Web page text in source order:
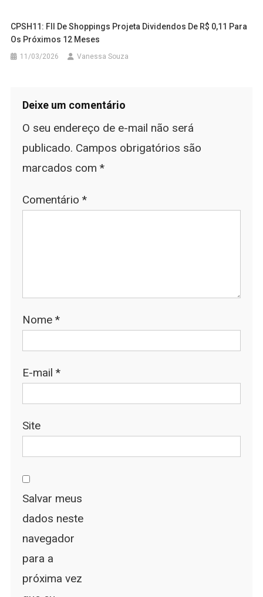
CPSH11: FII De Shoppings Projeta Dividendos De R$ 0,11 Para
Os Próximos 12 Meses
11/03/2026 Vanessa Souza
Deixe um comentário
O seu endereço de e-mail não será
publicado. Campos obrigatórios são
marcados com *
Comentário *
Nome *
E-mail *
Site
Salvar meus
dados neste
navegador
para a
próxima vez